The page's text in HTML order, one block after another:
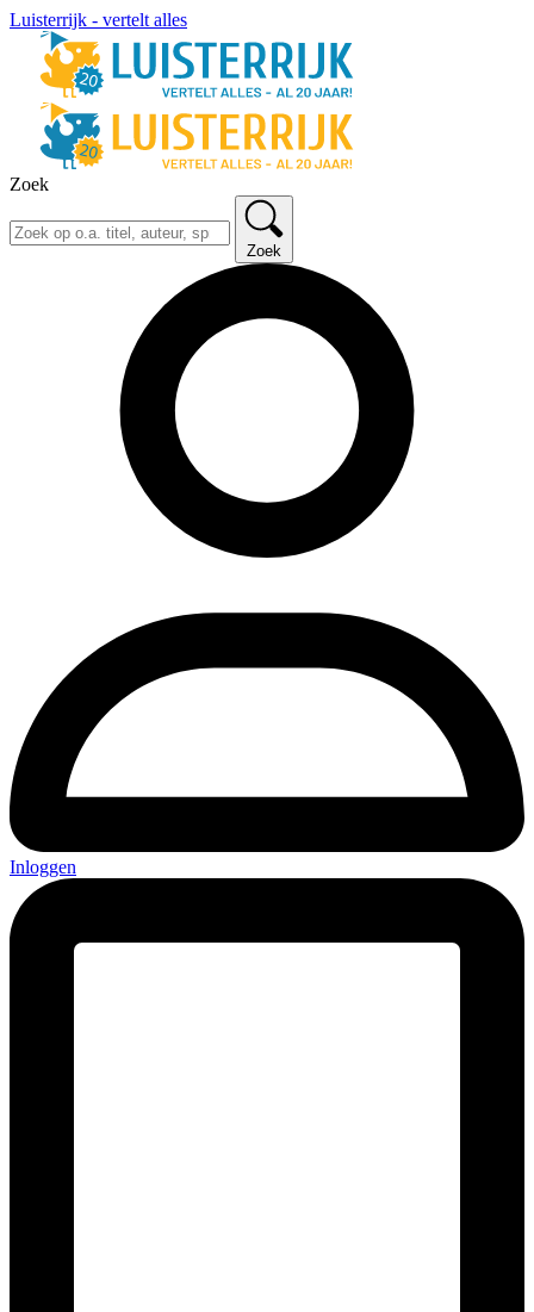
Luisterrijk - vertelt alles
Zoek
Zoek
Inloggen